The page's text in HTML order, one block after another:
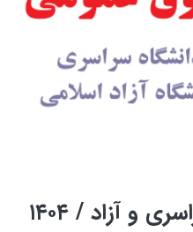
و آزاد / ۱۴۰۴